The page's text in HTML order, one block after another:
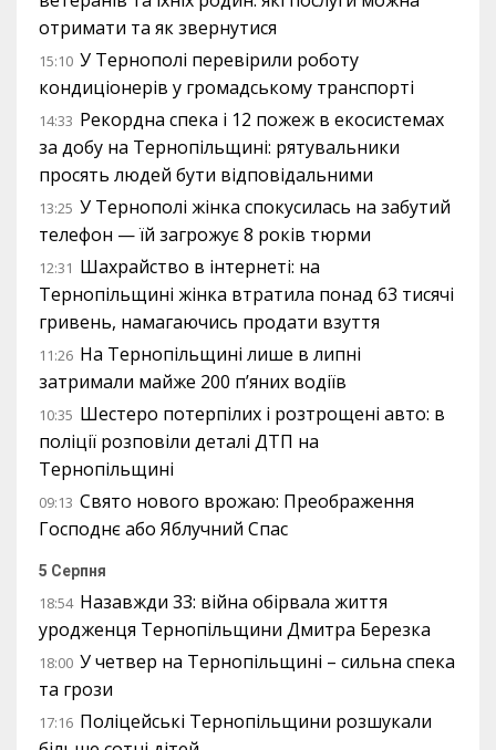
отримати та як звернутися
15:10 У Тернополі перевірили роботу
кондиціонерів у громадському транспорті
14:33 Рекордна спека і 12 пожеж в екосистемах
за добу на Тернопільщині: рятувальники
просять людей бути відповідальними
13:25 У Тернополі жінка спокусилась на забутий
телефон — їй загрожує 8 років тюрми
12:31 Шахрайство в інтернеті: на
Тернопільщині жінка втратила понад 63 тисячі
гривень, намагаючись продати взуття
11:26 На Тернопільщині лише в липні
затримали майже 200 п’яних водіїв
10:35 Шестеро потерпілих і розтрощені авто: в
поліції розповіли деталі ДТП на
Тернопільщині
09:13 Свято нового врожаю: Преображення
Господнє або Яблучний Спас
5 Серпня
18:54 Назавжди 33: війна обірвала життя
уродженця Тернопільщини Дмитра Березка
18:00 У четвер на Тернопільщині – сильна спека
та грози
17:16 Поліцейські Тернопільщини розшукали